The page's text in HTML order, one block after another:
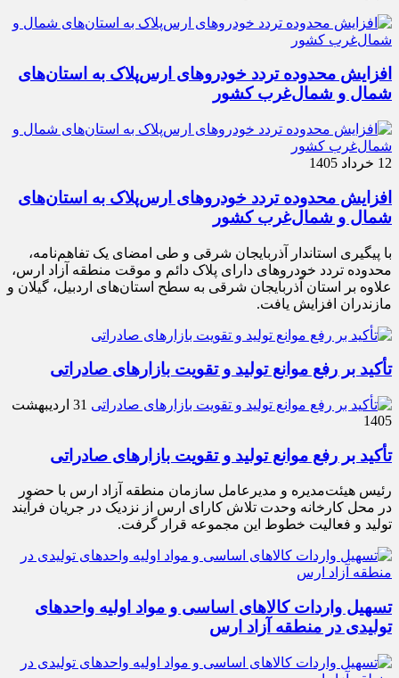
افزایش محدوده تردد خودروهای ارس‌پلاک به استان‌های
شمال و شمال‌غرب کشور
12 خرداد 1405
افزایش محدوده تردد خودروهای ارس‌پلاک به استان‌های
شمال و شمال‌غرب کشور
با پیگیری استاندار آذربایجان شرقی و طی امضای یک تفاهم‌نامه،
محدوده تردد خودروهای دارای پلاک دائم و موقت منطقه آزاد ارس،
علاوه بر استان آذربایجان شرقی به سطح استان‌های اردبیل، گیلان و
مازندران افزایش یافت.
تأکید بر رفع موانع تولید و تقویت بازارهای صادراتی
31 اردیبهشت
1405
تأکید بر رفع موانع تولید و تقویت بازارهای صادراتی
رئیس هیئت‌مدیره و مدیرعامل سازمان منطقه آزاد ارس با حضور
در محل کارخانه وحدت تلاش کارای ارس از نزدیک در جریان فرآیند
تولید و فعالیت خطوط این مجموعه قرار گرفت.
تسهیل واردات کالاهای اساسی و مواد اولیه واحدهای
تولیدی در منطقه آزاد ارس